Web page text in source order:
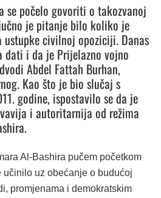
se počelo govoriti o takozvanoj
je pitanje bilo koliko je
civilnoj opoziciji. Danas
dati i da je Prijelazno vojno
Abdel Fattah Burhan,
Kao što je bio slučaj s
godine, ispostavilo se da je
i autoritarnija od režima
Al-Bashira pučem početkom
učinilo uz obećanje o budućoj
promjenama i demokratskim